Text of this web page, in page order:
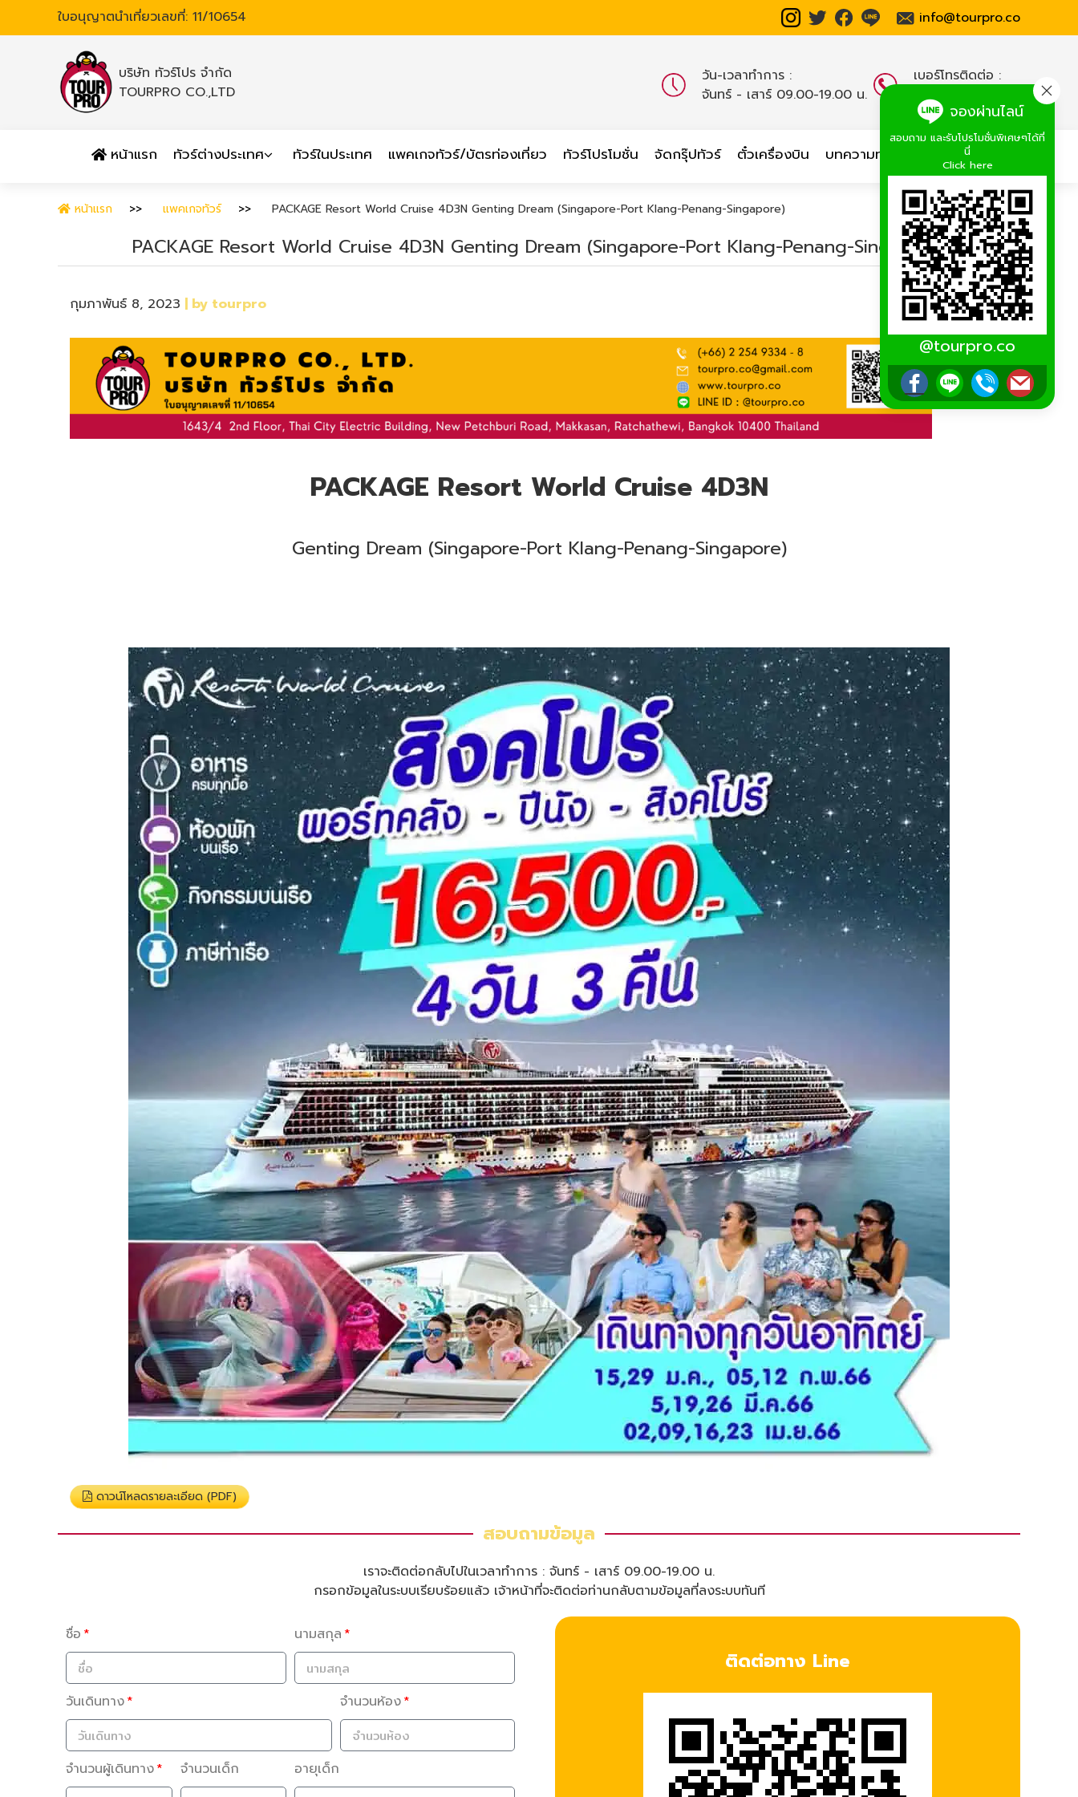
ใบอนุญาตนำเที่ยวเลขที่: 11/10654 info@tourpro.co
บริษัท ทัวร์โปร จำกัด
TOURPRO CO.,LTD
วัน-เวลาทำการ :
จันทร์ - เสาร์ 09.00-19.00 น.
เบอร์โทรติดต่อ :
02-254-9334-8
หน้าแรก ทัวร์ต่างประเทศ ทัวร์ในประเทศ แพคเกจทัวร์/บัตรท่องเที่ยว ทัวร์โปรโมชั่น จัดกรุ๊ปทัวร์ ตั๋วเครื่องบิน บทความท่องเที่ยว เกี่ยวกับเรา
จองผ่านไลน์
สอบถาม และรับโปรโมชั่นพิเศษๆได้ที่
นี่
Click here
@tourpro.co
หน้าแรก แพคเกจทัวร์ PACKAGE Resort World Cruise 4D3N Genting Dream (Singapore-Port Klang-Penang-Singapore)
PACKAGE Resort World Cruise 4D3N Genting Dream (Singapore-Port Klang-Penang-Singapore)
กุมภาพันธ์ 8, 2023 | by tourpro
PACKAGE Resort World Cruise 4D3N
Genting Dream (Singapore-Port Klang-Penang-Singapore)
ดาวน์โหลดรายละเอียด (PDF)
สอบถามข้อมูล
เราจะติดต่อกลับไปในเวลาทำการ : จันทร์ - เสาร์ 09.00-19.00 น.
กรอกข้อมูลในระบบเรียบร้อยแล้ว เจ้าหน้าที่จะติดต่อท่านกลับตามข้อมูลที่ลงระบบทันที
ชื่อ นามสกุล
วันเดินทาง จำนวนห้อง
จำนวนผู้เดินทาง จำนวนเด็ก อายุเด็ก
ติดต่อทาง Line